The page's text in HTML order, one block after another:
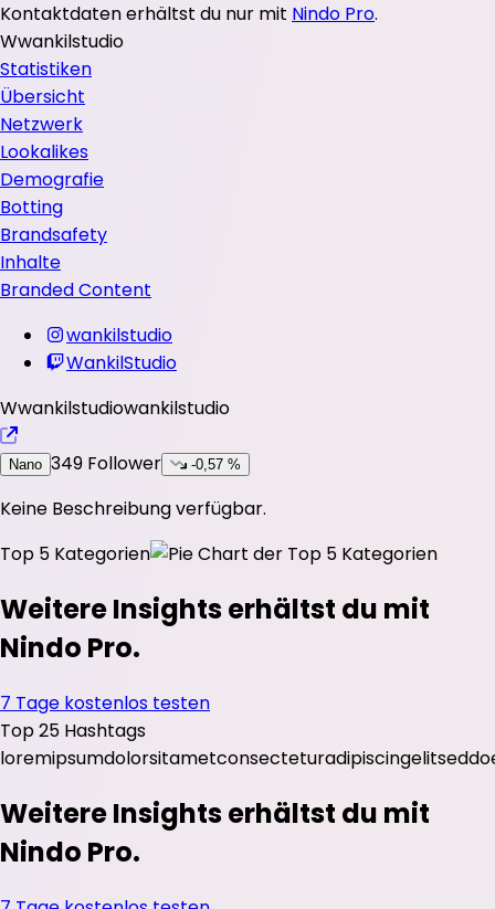
Kontaktdaten erhältst du nur mit Nindo Pro.
Wwankilstudio
Statistiken
Übersicht
Netzwerk
Lookalikes
Demografie
Botting
Brandsafety
Inhalte
Branded Content
wankilstudio
WankilStudio
Wwankilstudiowankilstudio
Nano 349 Follower -0,57 %
Keine Beschreibung verfügbar.
Top 5 Kategorien
Weitere Insights erhältst du mit
Nindo Pro.
7 Tage kostenlos testen
Top 25 Hashtags
loremipsumdolorsitametconsecteturadipiscingelitseddo
Weitere Insights erhältst du mit
Nindo Pro.